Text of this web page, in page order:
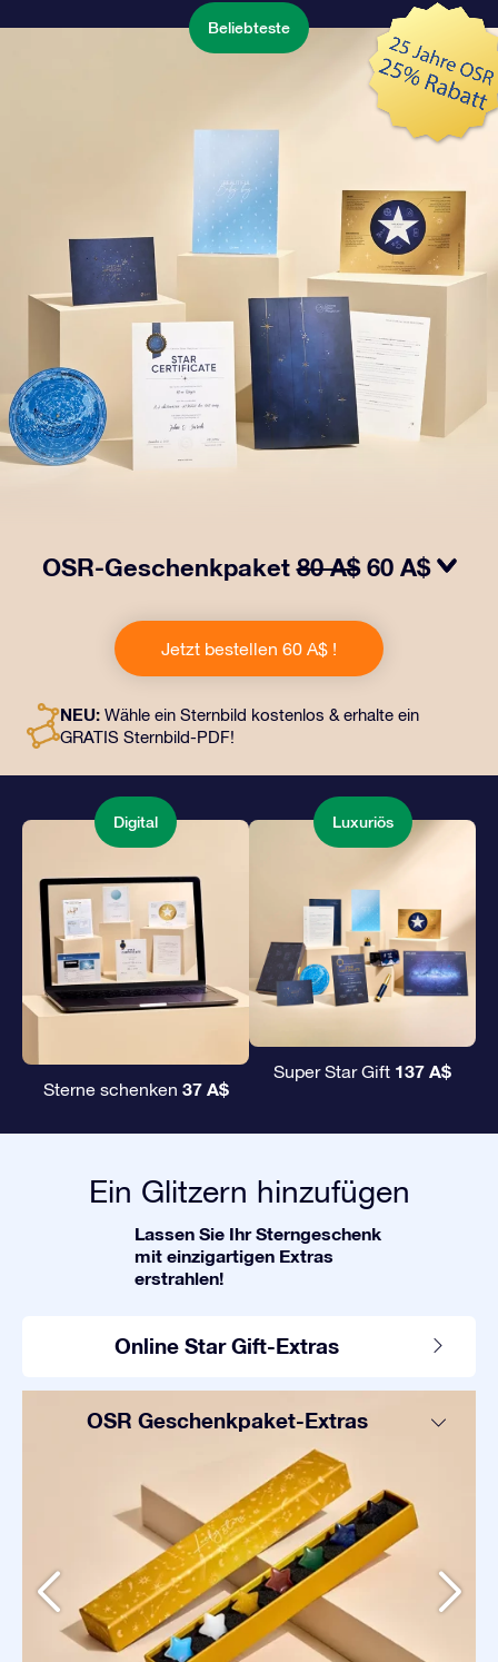
Beliebteste
OSR-Geschenkpaket80 A$ 60 A$
Geschenkpaket! Dieses Geschenk enthält einen
schönen Umschlag und personalisierte Dokumente, die
an eine Adresse Ihrer Wahl gesendet werden, sowie
unserer Apps. Es ist eine zauberhafte Art, Freunden und
Liebsten ein unvergängliches Geschenk zu
Jetzt bestellen 60 A$ !
NEU: Wähle ein Sternbild kostenlos & erhalte ein
GRATIS Sternbild-PDF!
Digital
Sterne schenken 37 A$
Luxuriös
Super Star Gift 137 A$
Ein Glitzern hinzufügen
Lassen Sie Ihr Sterngeschenk
mit einzigartigen Extras
erstrahlen!
Online Star Gift-Extras
OSR Geschenkpaket-Extras